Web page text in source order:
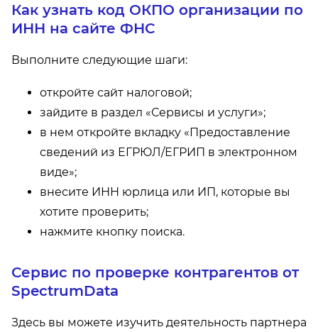
Как узнать код ОКПО организации по
ИНН на сайте ФНС
Выполните следующие шаги:
откройте сайт налоговой;
зайдите в раздел «Сервисы и услуги»;
в нем откройте вкладку «Предоставление
сведений из ЕГРЮЛ/ЕГРИП в электронном
виде»;
внесите ИНН юрлица или ИП, которые вы
хотите проверить;
нажмите кнопку поиска.
Сервис по проверке контрагентов от
SpectrumData
Здесь вы можете изучить деятельность партнера